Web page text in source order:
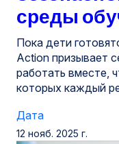
среды
Пока дети
Action призывает
работать вместе,
которых каждый
Дата
12 нояб. 2025 г.